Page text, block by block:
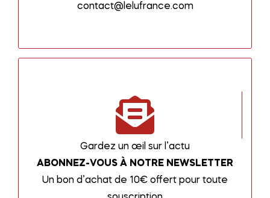
contact@lelufrance.com
Gardez un œil sur l’actu
ABONNEZ-VOUS À NOTRE NEWSLETTER
Un bon d’achat de 10€ offert pour toute